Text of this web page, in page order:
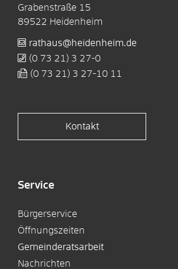
Grabenstraße 15
89522 Heidenheim
rathaus@heidenheim.de
(0 73 21) 3 27-0
(0 73 21) 3 27-10 11
Kontakt
Service
Bürgerservice
Öffnungszeiten
Gemeinderatsarbeit
Nachrichten